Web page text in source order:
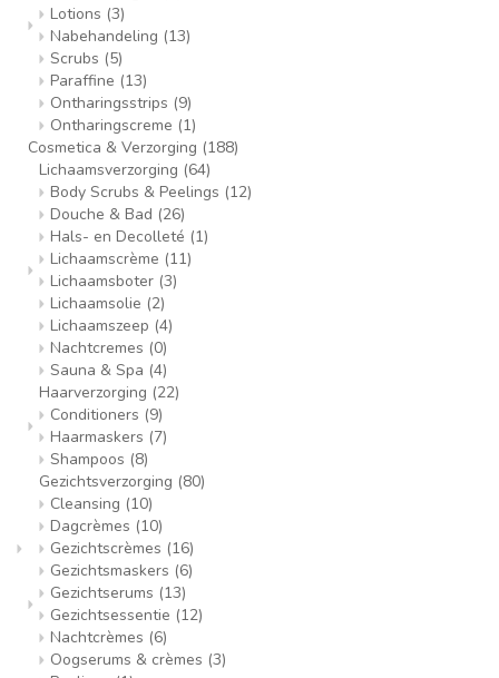
Lotions (3)
Nabehandeling (13)
Scrubs (5)
Paraffine (13)
Ontharingsstrips (9)
Ontharingscreme (1)
Cosmetica & Verzorging (188)
Lichaamsverzorging (64)
Body Scrubs & Peelings (12)
Douche & Bad (26)
Hals- en Decolleté (1)
Lichaamscrème (11)
Lichaamsboter (3)
Lichaamsolie (2)
Lichaamszeep (4)
Nachtcremes (0)
Sauna & Spa (4)
Haarverzorging (22)
Conditioners (9)
Haarmaskers (7)
Shampoos (8)
Gezichtsverzorging (80)
Cleansing (10)
Dagcrèmes (10)
Gezichtscrèmes (16)
Gezichtsmaskers (6)
Gezichtserums (13)
Gezichtsessentie (12)
Nachtcrèmes (6)
Oogserums & crèmes (3)